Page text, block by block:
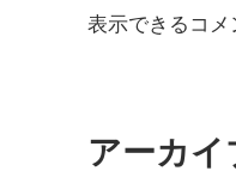
表示できるコメ
アーカイ